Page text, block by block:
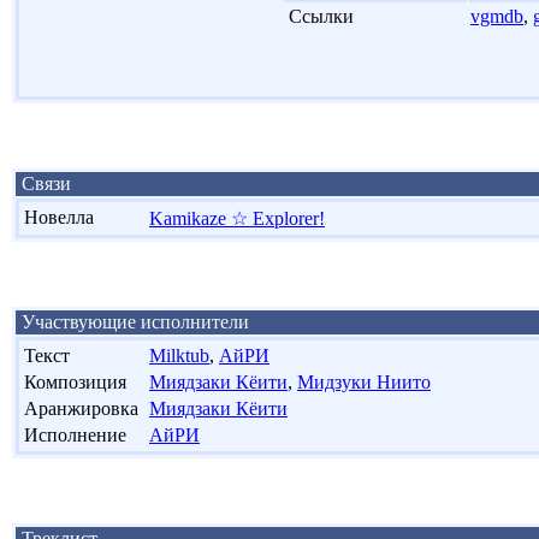
Ссылки vgmdb,
Связи
Новелла
Kamikaze ☆ Explorer!
Участвующие исполнители
Текст
Milktub, АйРИ
Композиция
Миядзаки Кёити, Мидзуки Ниито
Аранжировка Миядзаки Кёити
Исполнение
АйРИ